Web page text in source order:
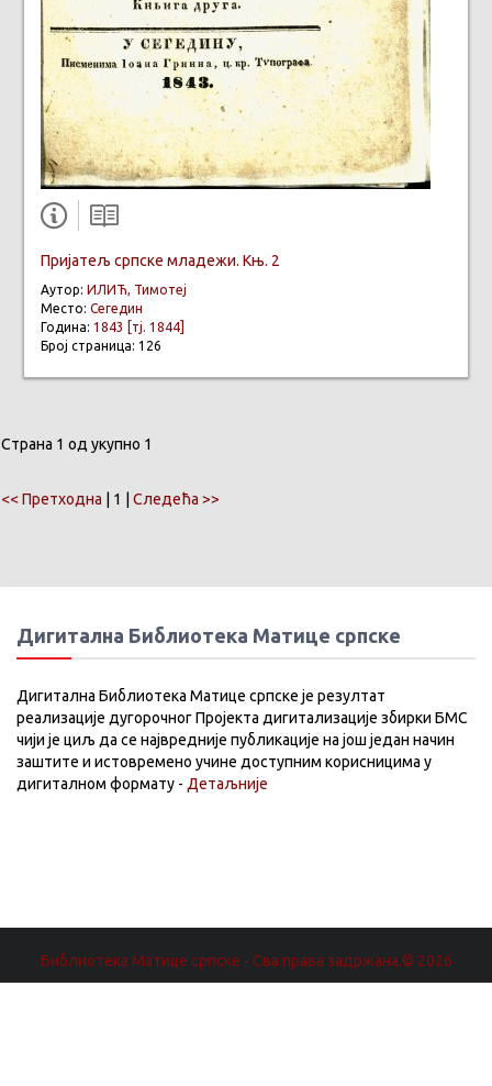
Пријатељ српске младежи. Књ. 2
Аутор: ИЛИЋ, Тимотеј
Место: Сегедин
Година: 1843 [тј. 1844]
Број страница: 126
Страна 1 од укупно 1
<< Претходна | 1 | Следећа >>
Дигитална Библиотека Матице српске
Дигитална Библиотека Матице српске је резултат
реализације дугорочног Пројекта дигитализације збирки БМС
чији је циљ да се највредније публикације на још један начин
заштите и истовремено учине доступним корисницима у
дигиталном формату - Детаљније
Библиотека Матице српске - Сва права задржана.© 2026